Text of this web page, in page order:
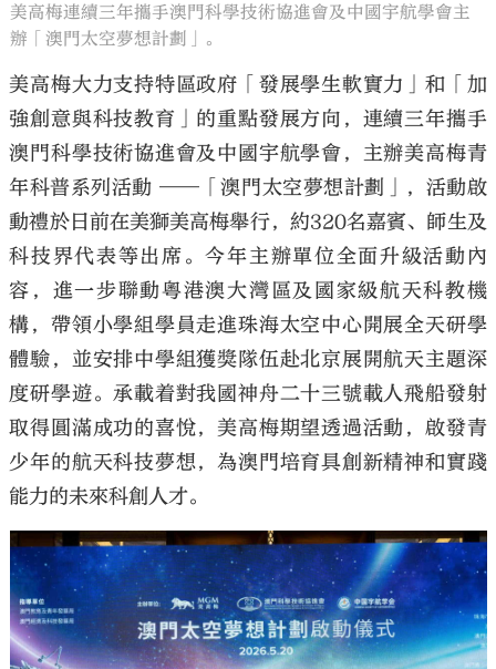
美高梅連續三年攜手澳門科學技術協進會及中國宇航學會主
辦「澳門太空夢想計劃」。
美高梅大力支持特區政府「發展學生軟實力」和「加
強創意與科技教育」的重點發展方向，連續三年攜手
澳門科學技術協進會及中國宇航學會，主辦美高梅青
年科普系列活動 ——「澳門太空夢想計劃」，活動啟
動禮於日前在美獅美高梅舉行，約320名嘉賓、師生及
科技界代表等出席。今年主辦單位全面升級活動內
容，進一步聯動粵港澳大灣區及國家級航天科教機
構，帶領小學組學員走進珠海太空中心開展全天研學
體驗，並安排中學組獲獎隊伍赴北京展開航天主題深
度研學遊。承載着對我國神舟二十三號載人飛船發射
取得圓滿成功的喜悅，美高梅期望透過活動，啟發青
少年的航天科技夢想，為澳門培育具創新精神和實踐
能力的未來科創人才。